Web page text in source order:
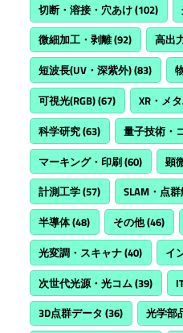
切断・溶接・穴あけ(102)
微細加工・剥離(92) 高出
短波長(UV・深紫外)(83)
可視光(RGB)(67) XR・メ
科学研究(63) 量子技術・
マーキング・印刷(60) 顕
計測工学(57) SLAM・点
半導体(48) その他(46)
光変調・スキャナ(40) イ
次世代光源・光コム(39)
3D点群データ (36) 光学部